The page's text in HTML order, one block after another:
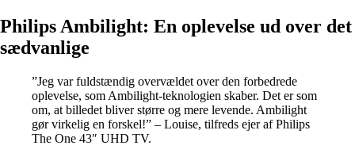
Philips Ambilight: En oplevelse ud over det
sædvanlige
”Jeg var fuldstændig overvældet over den forbedrede
oplevelse, som Ambilight-teknologien skaber. Det er som
om, at billedet bliver større og mere levende. Ambilight
gør virkelig en forskel!” – Louise, tilfreds ejer af Philips
The One 43″ UHD TV.